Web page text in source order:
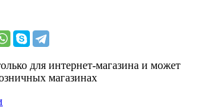
для интернет-магазина и может
магазинах